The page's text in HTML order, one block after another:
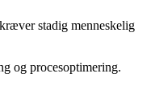
stadig menneskelig
og procesoptimering.